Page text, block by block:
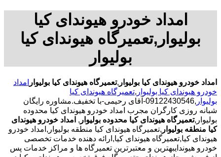
امداد خودرو هیوندای کیا
بولیوار,تعمیرگاه هیوندای کیا
بولیوار
امداد خودرو هیوندای کیا بولیوار ,تعمیرگاه هیوندای کیا بولیوار امداد
خودرو هیوندای کیا بولیوار ,تعمیرگاه هیوندای کیا
بولیوار
,09122430546-آقای رحیمی-با تخفیف.مشاوره رایگان
شبانه روزی کارگران مجرب امداد خودرو هیوندای کیا محدوده
بولیوار,تعمیرگاه هیوندای کیا محدوده بولیوار , امداد خودرو هیوندای
کیا منطقه بولیوار ,تعمیرگاه هیوندای کیا منطقه بولیوار,امداد خودرو
هیوندای کیا,تعمیرگاه هیوندای کیا,ارائه دهنده خدمات تخصصی
خودرو هیوندایبهترین و معتبرترین تعمیرگاه ها و مراکز خدمات پس